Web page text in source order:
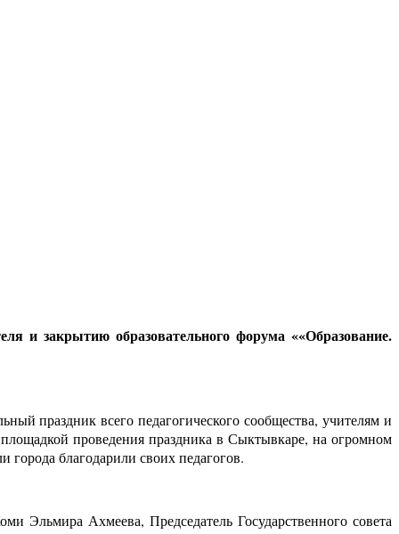
и закрытию образовательного форума ««Образование.
праздник всего педагогического сообщества, учителям и
проведения праздника в Сыктывкаре, на огромном
благодарили своих педагогов.
Эльмира Ахмеева, Председатель Государственного совета